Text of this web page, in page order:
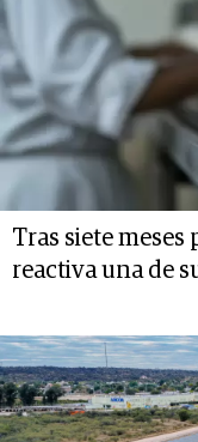
Tras siete meses
reactiva una de